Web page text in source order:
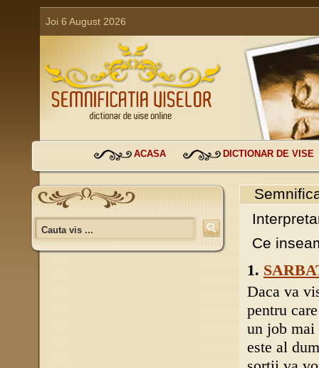
Joi 6 August 2026
ACASA DICTIONAR DE VISE
Ce
1.
Daca va
pentru
un job mai
este al